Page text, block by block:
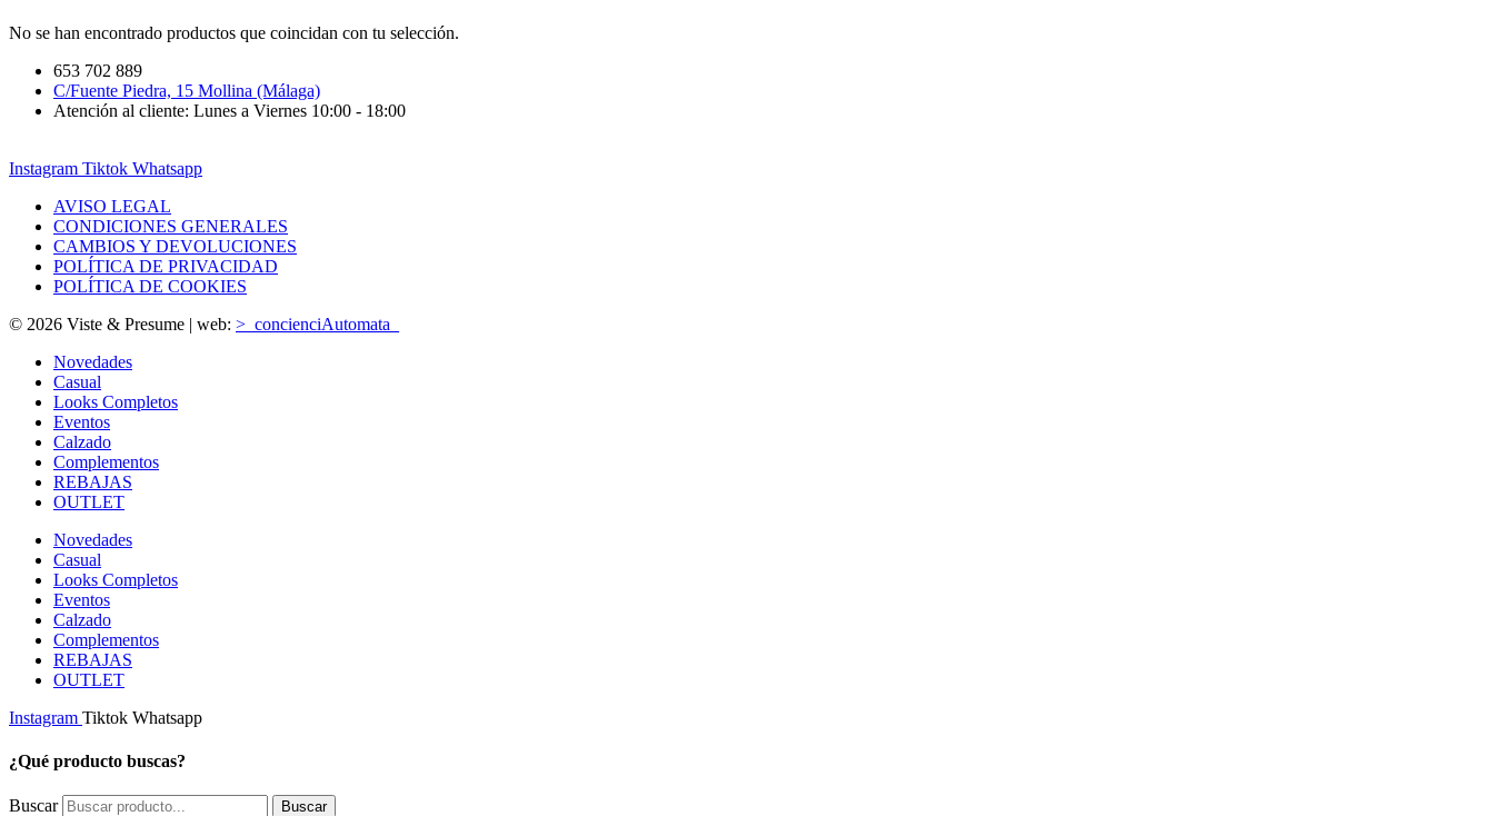
No se han encontrado productos que coincidan con tu selección.
653 702 889
C/Fuente Piedra, 15 Mollina (Málaga)
Atención al cliente: Lunes a Viernes 10:00 - 18:00
Instagram Tiktok Whatsapp
AVISO LEGAL
CONDICIONES GENERALES
CAMBIOS Y DEVOLUCIONES
POLÍTICA DE PRIVACIDAD
POLÍTICA DE COOKIES
© 2026 Viste & Presume | web: >_concienciAutomata_
Novedades
Casual
Looks Completos
Eventos
Calzado
Complementos
REBAJAS
OUTLET
Novedades
Casual
Looks Completos
Eventos
Calzado
Complementos
REBAJAS
OUTLET
Instagram Tiktok Whatsapp
¿Qué producto buscas?
Buscar Buscar